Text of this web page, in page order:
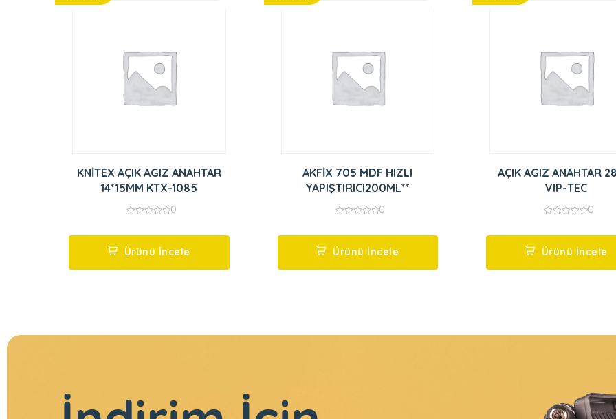
KNİTEX AÇIK AGIZ ANAHTAR
14*15MM KTX-1085
5
0
Ürünü İncele
AKFİX 705 MDF HIZLI
YAPIŞTIRICI200ML**
5
0
Ürünü İncele
AÇIK AGIZ ANAHTAR
VIP-TEC
5
0
Ürünü İncele